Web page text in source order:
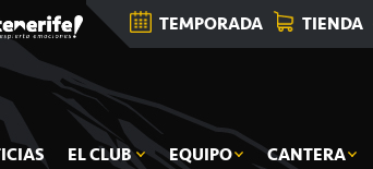
TEMPORADA TIENDA
EL CLUB EQUIPO CANTERA